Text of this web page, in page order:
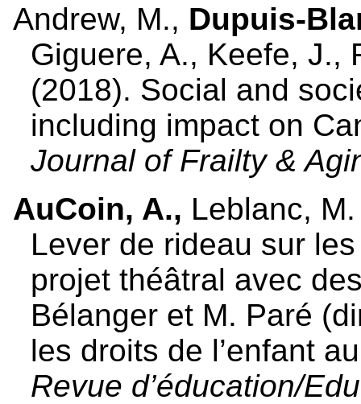
Andrew, M., Dupuis-
Giguere, A., Keefe, J.,
(2018). Social and
including impact on
Journal of Frailty &
AuCoin, A., Leblanc,
Lever de rideau sur
projet théâtral avec
Bélanger et M. Paré
les droits de l’enfant
Revue d’éducation/